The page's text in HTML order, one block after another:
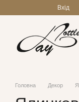
Перейти до Вхід
Головна Декор